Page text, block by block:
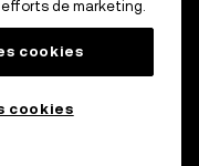
de marketing.
cookies
cookies